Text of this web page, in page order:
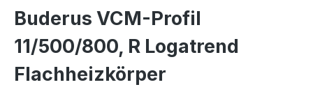
Buderus VCM-Profil
11/500/800, R Logatrend
Flachheizkörper